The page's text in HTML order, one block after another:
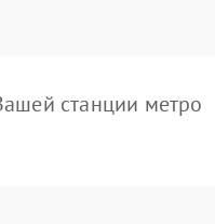
станции метро